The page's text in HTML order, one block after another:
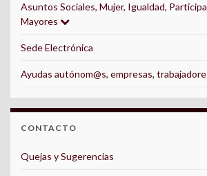
Asuntos Sociales, Mujer, Igualdad,
Mayores
Sede Electrónica
Ayudas autónom@s, empresas,
CONTACTO
Quejas y Sugerencias